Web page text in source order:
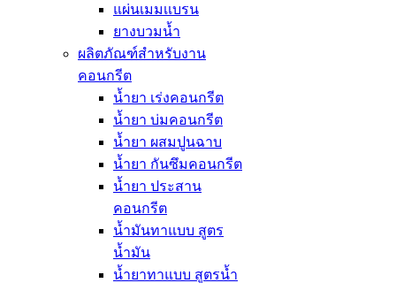
แผ่นเมมเเบรน
ยางบวมน้ำ
ผลิตภัณฑ์สำหรับงาน
คอนกรีต
น้ำยา เร่งคอนกรีต
น้ำยา บ่มคอนกรีต
น้ำยา ผสมปูนฉาบ
น้ำยา กันซึมคอนกรีต
น้ำยา ประสาน
คอนกรีต
น้ำมันทาแบบ สูตร
น้ำมัน
น้ำยาทาแบบ สูตรน้ำ